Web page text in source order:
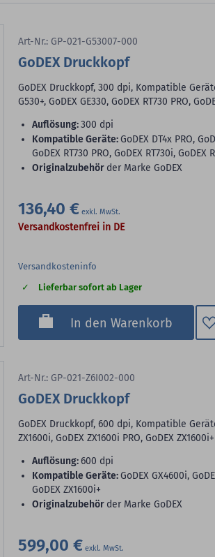
Art-Nr.: GP-021-G53007-000
GoDEX Druckkopf
GoDEX Druckkopf, 300 dpi, Kompatible
G530+, GoDEX GE330, GoDEX RT730 PRO,
Auflösung:300 dpi
Kompatible Geräte:GoDEX DT4x PRO,
GoDEX RT730 PRO, GoDEX RT730i,
Originalzubehör der Marke GoDEX
136,40 €
Versandkostenfrei in DE
Versandkosteninfo
Lieferbar sofort ab Lager
In den Warenkorb
Art-Nr.: GP-021-Z6I002-000
GoDEX Druckkopf
GoDEX Druckkopf, 600 dpi, Kompatible
ZX1600i, GoDEX ZX1600i PRO, GoDEX ZX1600i+
Auflösung:600 dpi
Kompatible Geräte:GoDEX GX4600i,
GoDEX ZX1600i+
Originalzubehör der Marke GoDEX
599,00 €